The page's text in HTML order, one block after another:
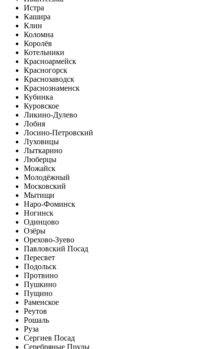
Истра
Кашира
Клин
Коломна
Королёв
Котельники
Красноармейск
Красногорск
Краснозаводск
Краснознаменск
Кубинка
Куровское
Ликино-Дулево
Лобня
Лосино-Петровский
Луховицы
Лыткарино
Люберцы
Можайск
Молодёжный
Московский
Мытищи
Наро-Фоминск
Ногинск
Одинцово
Озёры
Орехово-Зуево
Павловский Посад
Пересвет
Подольск
Протвино
Пушкино
Пущино
Раменское
Реутов
Рошаль
Руза
Сергиев Посад
Серебряные Пруды